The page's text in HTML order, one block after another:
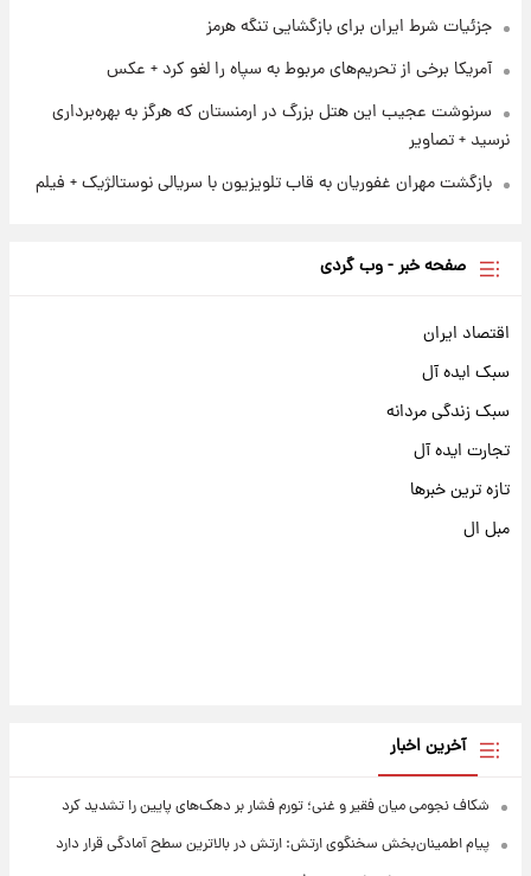
جزئیات شرط ایران برای بازگشایی تنگه هرمز
آمریکا برخی از تحریم‌های مربوط به سپاه را لغو کرد + عکس
سرنوشت عجیب این هتل بزرگ در ارمنستان که هرگز به بهره‌برداری
نرسید + تصاویر
بازگشت مهران غفوریان به قاب تلویزیون با سریالی نوستالژیک + فیلم
صفحه خبر - وب گردی
اقتصاد ایران
سبک ایده آل
سبک زندگی مردانه
تجارت ایده آل
تازه ترین خبرها
مبل ال
آخرین اخبار
شکاف نجومی میان فقیر و غنی؛ تورم فشار بر دهک‌های پایین را تشدید کرد
پیام اطمینان‌بخش سخنگوی ارتش: ارتش در بالاترین سطح آمادگی قرار دارد